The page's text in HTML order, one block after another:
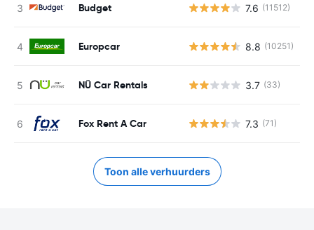
Budget 7.6 (11512)
Europcar 8.8 (10251)
NÜ Car Rentals 3.7 (33)
Fox Rent A Car 7.3 (71)
Toon alle verhuurders